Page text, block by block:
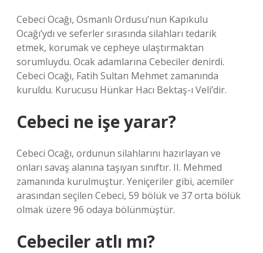
Cebeci Ocağı, Osmanlı Ordusu’nun Kapıkulu
Ocağı’ydı ve seferler sırasında silahları tedarik
etmek, korumak ve cepheye ulaştırmaktan
sorumluydu. Ocak adamlarına Cebeciler denirdi.
Cebeci Ocağı, Fatih Sultan Mehmet zamanında
kuruldu. Kurucusu Hünkar Hacı Bektaş-ı Veli’dir.
Cebeci ne işe yarar?
Cebeci Ocağı, ordunun silahlarını hazırlayan ve
onları savaş alanına taşıyan sınıftır. II. Mehmed
zamanında kurulmuştur. Yeniçeriler gibi, acemiler
arasından seçilen Cebeci, 59 bölük ve 37 orta bölük
olmak üzere 96 odaya bölünmüştür.
Cebeciler atlı mı?